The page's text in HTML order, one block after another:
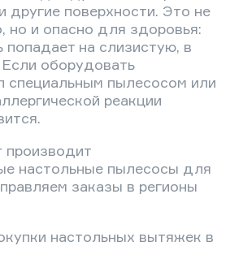
другие поверхности. Это не
но и опасно для здоровья:
на слизистую, в
оборудовать
специальным пылесосом или
реакции
производит
настольные пылесосы для
заказы в регионы
настольных вытяжек в